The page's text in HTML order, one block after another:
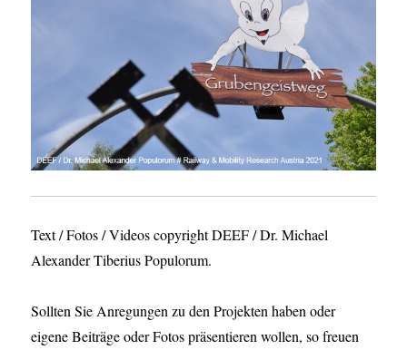
Text / Fotos / Videos copyright DEEF / Dr. Michael
Alexander Tiberius Populorum.
Sollten Sie Anregungen zu den Projekten haben oder
eigene Beiträge oder Fotos präsentieren wollen, so freuen